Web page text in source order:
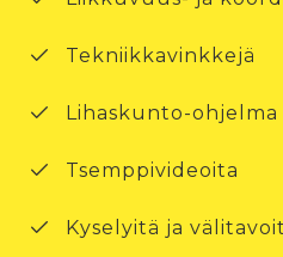
Tekniikkavinkkejä
Lihaskunto-ohjelma
Tsemppivideoita
Kyselyitä ja